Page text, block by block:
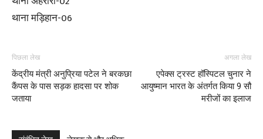
थाना मड़िहान-06
पिछला लेख
केंद्रीय मंत्री अनुप्रिया पटेल ने बरकछा
कैंपस के पास सड़क हादसा पर शोक
जताया
अगला लेख
एपेक्स ट्रस्ट हॉस्पिटल चुनार ने
आयुष्मान भारत के अंतर्गत किया 9 सौ
मरीजों का इलाज